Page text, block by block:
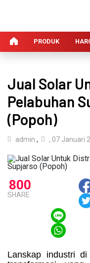
PRODUK
Jual Solar
Pelabuhan
(Popoh)
admin , , 07 Januari
800
SHARE
Lanskap industri